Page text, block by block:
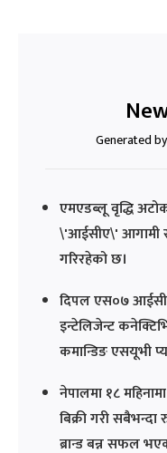
Generated
एमएडब्लू वृद्धि
\'आईसीए\' आगामी
गरिरहेको छ।
दिपल एस०७
इन्टेलिजेन्ट
कमान्डिङ एसयूभी
नेपालमा १८
बिक्री गरी
ब्रान्ड बन्न सफल